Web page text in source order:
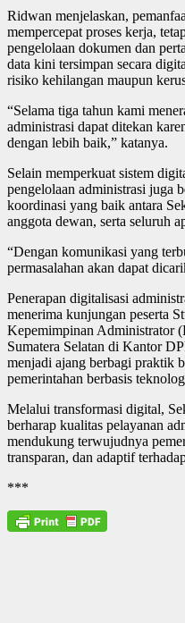
Ridwan menjelaskan,
mempercepat proses kerja,
pengelolaan dokumen dan
data kini tersimpan secara
risiko kehilangan maupun
“Selama tiga tahun kami
administrasi dapat ditekan
dengan lebih baik,” katanya.
Selain memperkuat sistem
pengelolaan administrasi juga
koordinasi yang baik antara
anggota dewan, serta seluruh
“Dengan komunikasi yang
permasalahan akan dapat
Penerapan digitalisasi
menerima kunjungan peserta
Kepemimpinan Administrator
Sumatera Selatan di Kantor
menjadi ajang berbagi praktik
pemerintahan berbasis
Melalui transformasi digital,
berharap kualitas pelayanan
mendukung terwujudnya
transparan, dan adaptif
***